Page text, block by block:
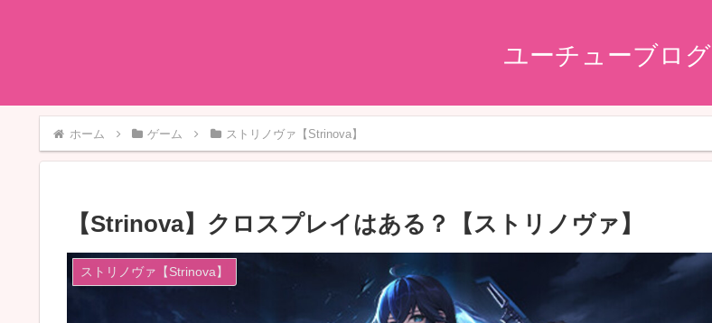
ユーチューブログ
ホーム ゲーム ストリノヴァ【Strinova】
【Strinova】クロスプレイはある？【ストリノヴァ】
ストリノヴァ【Strinova】